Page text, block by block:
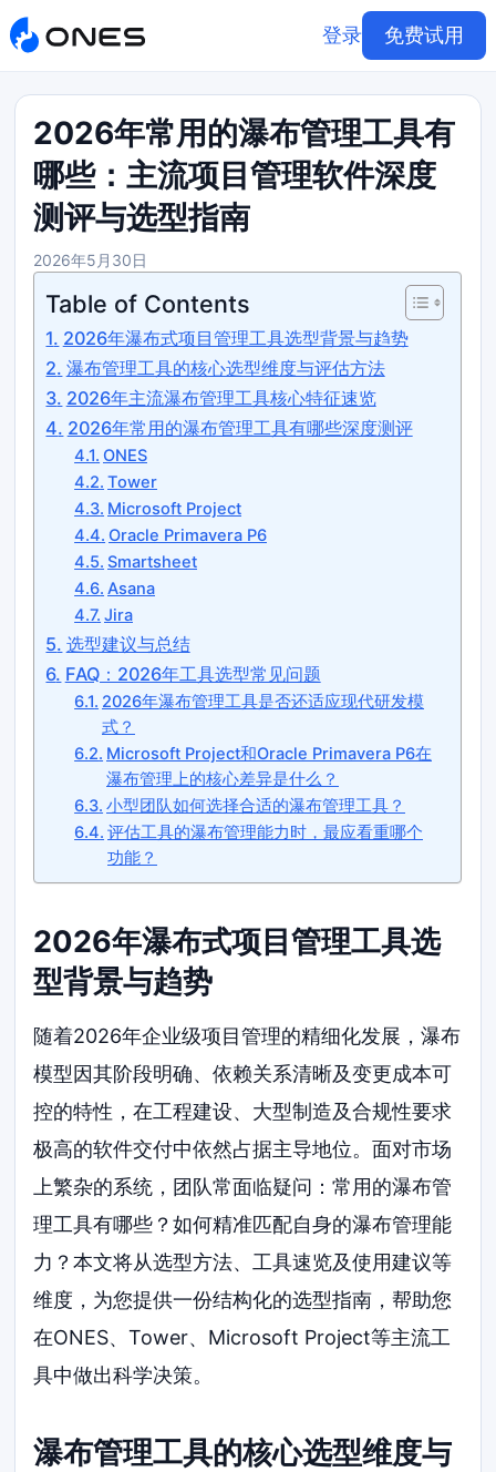
登录 免费试用
2026年常用的瀑布管理工具有
哪些：主流项目管理软件深度
测评与选型指南
2026年5月30日
Table of Contents
2026年瀑布式项目管理工具选型背景与趋势
瀑布管理工具的核心选型维度与评估方法
2026年主流瀑布管理工具核心特征速览
2026年常用的瀑布管理工具有哪些深度测评
ONES
Tower
Microsoft Project
Oracle Primavera P6
Smartsheet
Asana
Jira
选型建议与总结
FAQ：2026年工具选型常见问题
2026年瀑布管理工具是否还适应现代研发模
式？
Microsoft Project和Oracle Primavera P6在
瀑布管理上的核心差异是什么？
小型团队如何选择合适的瀑布管理工具？
评估工具的瀑布管理能力时，最应看重哪个
功能？
2026年瀑布式项目管理工具选
型背景与趋势
随着2026年企业级项目管理的精细化发展，瀑布
模型因其阶段明确、依赖关系清晰及变更成本可
控的特性，在工程建设、大型制造及合规性要求
极高的软件交付中依然占据主导地位。面对市场
上繁杂的系统，团队常面临疑问：常用的瀑布管
理工具有哪些？如何精准匹配自身的瀑布管理能
力？本文将从选型方法、工具速览及使用建议等
维度，为您提供一份结构化的选型指南，帮助您
在ONES、Tower、Microsoft Project等主流工
具中做出科学决策。
瀑布管理工具的核心选型维度与